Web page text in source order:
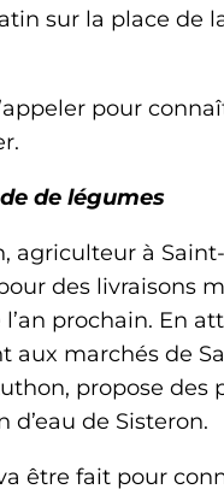
sur la place de
pour
de légumes
agriculteur à
des livraisons
prochain. En
aux marchés de
propose des
d’eau de Sisteron.
être fait pour